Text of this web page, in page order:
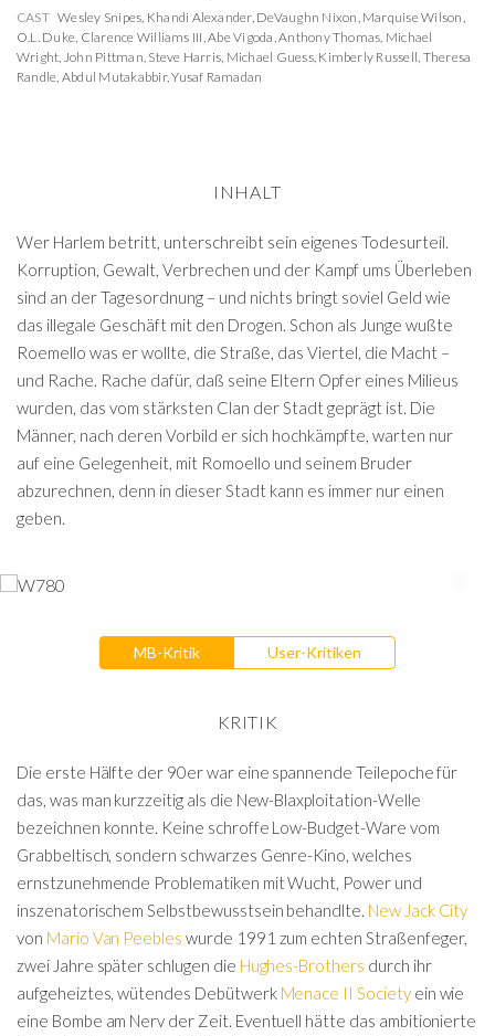
CAST Wesley Snipes, Khandi Alexander, DeVaughn Nixon, Marquise Wilson,
O.L. Duke, Clarence Williams III,Abe Vigoda,Anthony Thomas, Michael
Wright, John Pittman, Steve Harris, Michael Guess, Kimberly Russell, Theresa
Randle, Abdul Mutakabbir,Yusaf Ramadan
INHALT
Wer Harlem betritt, unterschreibt sein eigenes Todesurteil.
Korruption, Gewalt, Verbrechen und der Kampf ums Überleben
sind an der Tagesordnung – und nichts bringt soviel Geld wie
das illegale Geschäft mit den Drogen. Schon als Junge wußte
Roemello was er wollte, die Straße, das Viertel, die Macht –
und Rache. Rache dafür, daß seine Eltern Opfer eines Milieus
wurden, das vom stärksten Clan der Stadt geprägt ist. Die
Männer, nach deren Vorbild er sich hochkämpfte, warten nur
auf eine Gelegenheit, mit Romoello und seinem Bruder
abzurechnen, denn in dieser Stadt kann es immer nur einen
geben.
MB-Kritik User-Kritiken
KRITIK
Die erste Hälfte der 90er war eine spannende Teilepoche für
das, was man kurzzeitig als die New-Blaxploitation-Welle
bezeichnen konnte. Keine schroffe Low-Budget-Ware vom
Grabbeltisch, sondern schwarzes Genre-Kino, welches
ernstzunehmende Problematiken mit Wucht, Power und
inszenatorischem Selbstbewusstsein behandlte. New Jack City
von Mario Van Peebles wurde 1991 zum echten Straßenfeger,
zwei Jahre später schlugen die Hughes-Brothers durch ihr
aufgeheiztes, wütendes Debütwerk Menace II Societyein wie
eine Bombe am Nerv der Zeit. Eventuell hätte das ambitionierte